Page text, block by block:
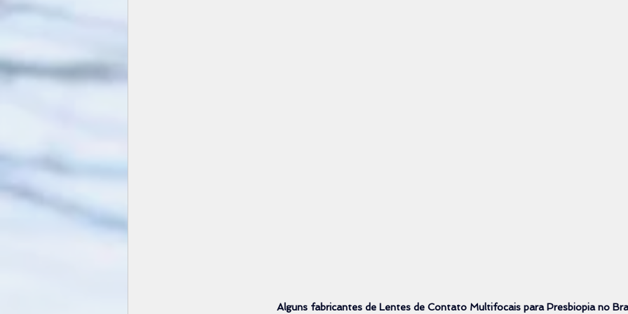
Alguns fabricantes de Lentes de Contato Multifocais para Presbiopia no